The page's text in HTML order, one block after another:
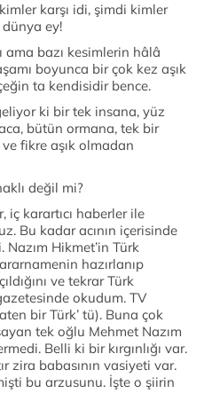
karşı idi, şimdi kimler
ey!
ama bazı kesimlerin hâlâ
boyunca bir çok kez aşık
ta kendisidir bence.
ki bir tek insana, yüz
bütün ormana, tek bir
fikre aşık olmadan
değil mi?
karartıcı haberler ile
Bu kadar acının içerisinde
Hikmet’in Türk
hazırlanıp
ve tekrar Türk
okudum. TV
bir Türk’ tü). Buna çok
tek oğlu Mehmet Nazım
Belli ki bir kırgınlığı var.
zira babasının vasiyeti var.
bu arzusunu. İşte o şiirin